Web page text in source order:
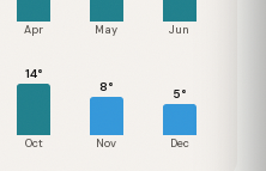
Apr May Jun
14°
Oct
8°
Nov
5°
Dec